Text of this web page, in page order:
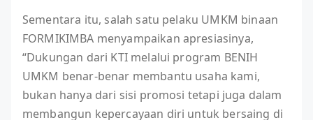
Sementara itu, salah satu pelaku UMKM binaan
FORMIKIMBA menyampaikan apresiasinya,
“Dukungan dari KTI melalui program BENIH
UMKM benar-benar membantu usaha kami,
bukan hanya dari sisi promosi tetapi juga dalam
membangun kepercayaan diri untuk bersaing di